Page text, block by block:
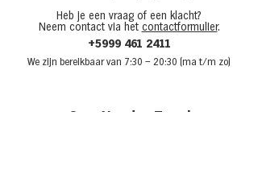
Heb je een vraag of een klacht?
Neem contact via het contactformulier.
+5999 461 2411
We zijn bereikbaar van 7:30 – 20:30 (ma t/m zo)